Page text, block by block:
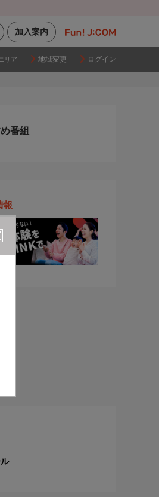
加入案内
リア 地域変更 ログイン
番組
報